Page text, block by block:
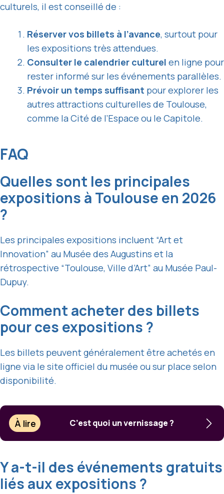
culturels, il est conseillé de :
Réserver vos billets à l’avance, surtout pour
les expositions très attendues.
Consulter le calendrier culturel en ligne pour
rester informé sur les événements parallèles.
Prévoir un temps suffisant pour explorer les
autres attractions culturelles de Toulouse,
comme la Cité de l’Espace ou le Capitole.
FAQ
Quelles sont les principales
expositions à Toulouse en 2026
?
Les principales expositions incluent “Art et
Innovation” au Musée des Augustins et la
rétrospective “Toulouse, Ville d’Art” au Musée Paul-
Dupuy.
Comment acheter des billets
pour ces expositions ?
Les billets peuvent généralement être achetés en
ligne via le site officiel du musée ou sur place selon
disponibilité.
À lire C’est quoi un vernissage ?
Y a-t-il des événements gratuits
liés aux expositions ?